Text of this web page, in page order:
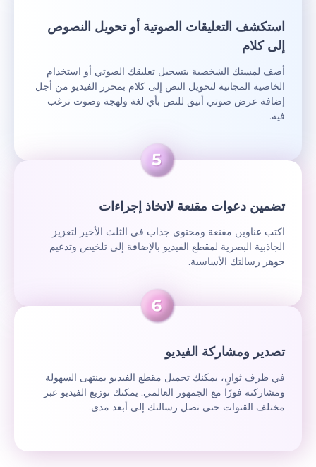
استكشف التعليقات الصوتية أو تحويل النصوص
إلى كلام
أضف لمستك الشخصية بتسجيل تعليقك الصوتي أو استخدام
الخاصية المجانية لتحويل النص إلى كلام بمحرر الفيديو من أجل
إضافة عرض صوتي أنيق للنص بأي لغة ولهجة وصوت ترغب
فيه.
تضمين دعوات مقنعة لاتخاذ إجراءات
اكتب عناوين مقنعة ومحتوى جذاب في الثلث الأخير لتعزيز
الجاذبية البصرية لمقطع الفيديو بالإضافة إلى تلخيص وتدعيم
جوهر رسالتك الأساسية.
تصدير ومشاركة الفيديو
في ظرف ثوانٍ، يمكنك تحميل مقطع الفيديو بمنتهى السهولة
ومشاركته فورًا مع الجمهور العالمي. يمكنك توزيع الفيديو عبر
مختلف القنوات حتى تصل رسالتك إلى أبعد مدى.